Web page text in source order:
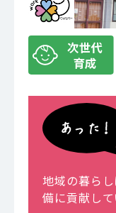
地域の暮ら
備に貢献して